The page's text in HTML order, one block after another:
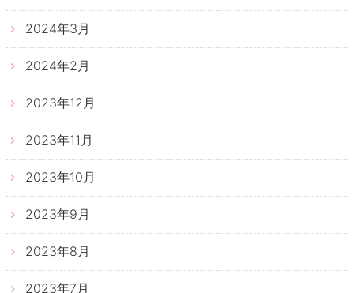
2024年3月
2024年2月
2023年12月
2023年11月
2023年10月
2023年9月
2023年8月
2023年7月